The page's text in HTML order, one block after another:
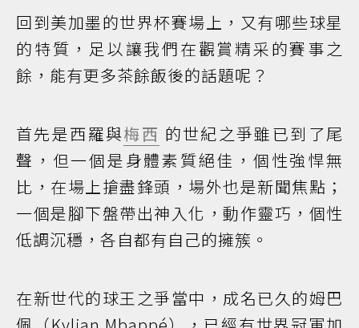
回到美加墨的世界杯賽場上，又有哪些球星
的特質，足以讓我們在觀賞精采的賽事之
餘，能有更多茶餘飯後的話題呢？
首先是西羅與梅西 的世紀之爭雖已到了尾
聲，但一個是身體素質絕佳，個性強悍無
比，在場上搶盡鋒頭，場外也是新聞焦點；
一個是腳下盤帶出神入化，動作靈巧，個性
低調沉穩，各自都有自己的擁簇。
在新世代的球王之爭當中，成名已久的姆巴